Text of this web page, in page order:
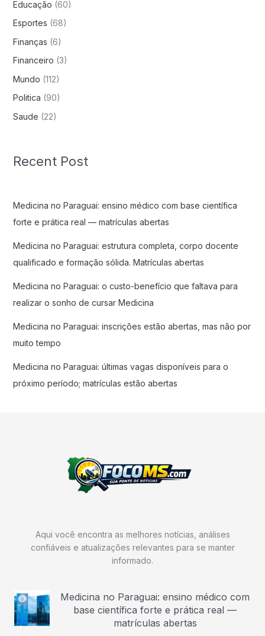
Educação (60)
Esportes (68)
Finanças (6)
Financeiro (3)
Mundo (112)
Politica (90)
Saude (22)
Recent Post
Medicina no Paraguai: ensino médico com base científica
forte e prática real — matrículas abertas
Medicina no Paraguai: estrutura completa, corpo docente
qualificado e formação sólida. Matrículas abertas
Medicina no Paraguai: o custo-benefício que faltava para
realizar o sonho de cursar Medicina
Medicina no Paraguai: inscrições estão abertas, mas não por
muito tempo
Medicina no Paraguai: últimas vagas disponíveis para o
próximo período; matrículas estão abertas
Aqui você encontra as melhores notícias, análises
confiáveis e atualizações relevantes para se manter
informado.
Medicina no Paraguai: ensino médico com
base científica forte e prática real —
matrículas abertas